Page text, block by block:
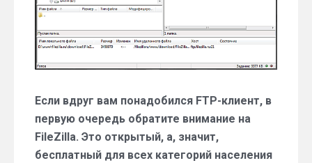
Если вдруг вам понадобился FTP-клиент, в
первую очередь обратите внимание на
FileZilla. Это открытый, а, значит,
бесплатный для всех категорий населения